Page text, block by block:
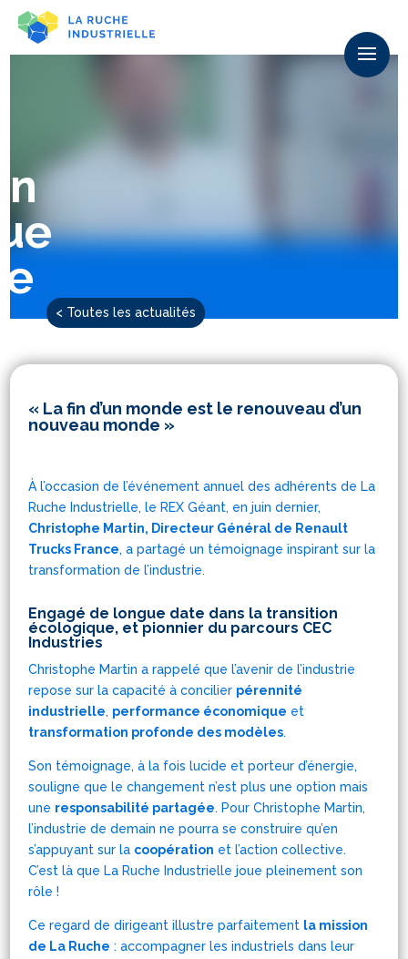
< Toutes les actualités
« La fin d’un monde est le renouveau d’un
nouveau monde »
À l’occasion de l’événement annuel des adhérents de La
Ruche Industrielle, le REX Géant, en juin dernier,
Christophe Martin, Directeur Général de Renault
Trucks France, a partagé un témoignage inspirant sur la
transformation de l’industrie.
Engagé de longue date dans la transition
écologique, et pionnier du parcours CEC
Industries
Christophe Martin a rappelé que l’avenir de l’industrie
repose sur la capacité à concilier pérennité
industrielle, performance économique et
transformation profonde des modèles.
Son témoignage, à la fois lucide et porteur d’énergie,
souligne que le changement n’est plus une option mais
une responsabilité partagée. Pour Christophe Martin,
l’industrie de demain ne pourra se construire qu’en
s’appuyant sur la coopération et l’action collective.
C’est là que La Ruche Industrielle joue pleinement son
rôle !
Ce regard de dirigeant illustre parfaitement la mission
de La Ruche : accompagner les industriels dans leur